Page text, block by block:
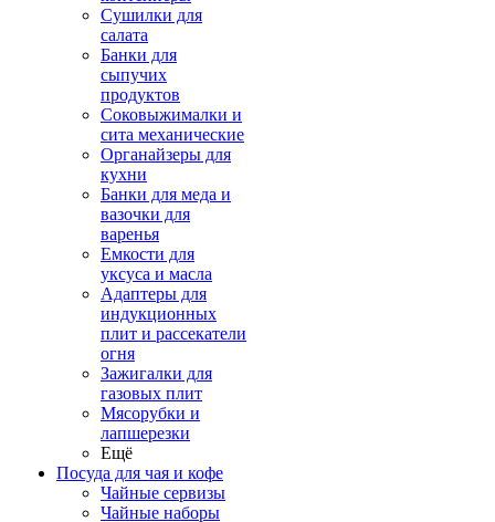
Сушилки для
салата
Банки для
сыпучих
продуктов
Соковыжималки и
сита механические
Органайзеры для
кухни
Банки для меда и
вазочки для
варенья
Емкости для
уксуса и масла
Адаптеры для
индукционных
плит и рассекатели
огня
Зажигалки для
газовых плит
Мясорубки и
лапшерезки
Ещё
Посуда для чая и кофе
Чайные сервизы
Чайные наборы